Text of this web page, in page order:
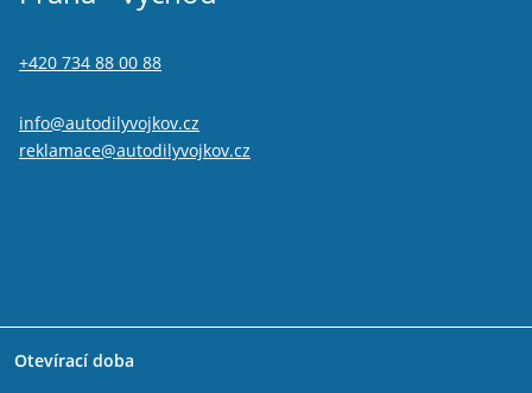
+420 734 88 00 88
info@autodilyvojkov.cz
reklamace@autodilyvojkov.cz
Otevírací doba